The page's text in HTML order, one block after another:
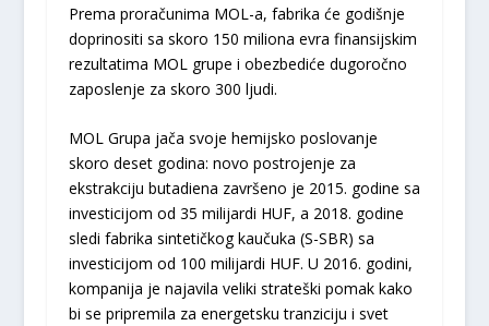
Prema proračunima MOL-a, fabrika će godišnje
doprinositi sa skoro 150 miliona evra finansijskim
rezultatima MOL grupe i obezbediće dugoročno
zaposlenje za skoro 300 ljudi.
MOL Grupa jača svoje hemijsko poslovanje
skoro deset godina: novo postrojenje za
ekstrakciju butadiena završeno je 2015. godine sa
investicijom od 35 milijardi HUF, a 2018. godine
sledi fabrika sintetičkog kaučuka (S-SBR) sa
investicijom od 100 milijardi HUF. U 2016. godini,
kompanija je najavila veliki strateški pomak kako
bi se pripremila za energetsku tranziciju i svet